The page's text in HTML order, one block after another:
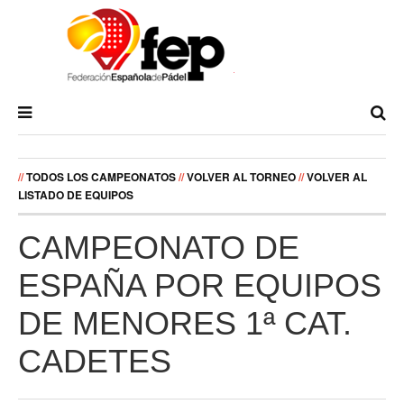
//TODOS LOS CAMPEONATOS//VOLVER AL TORNEO//VOLVER AL
LISTADO DE EQUIPOS
CAMPEONATO DE
ESPAÑA POR EQUIPOS
DE MENORES 1ª CAT.
CADETES